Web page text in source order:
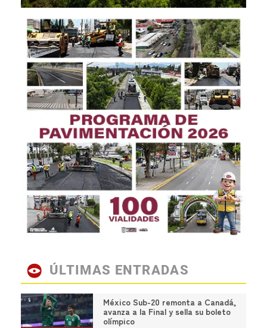
ÚLTIMAS ENTRADAS
México Sub-20 remonta a Canadá,
avanza a la Final y sella su boleto
olímpico